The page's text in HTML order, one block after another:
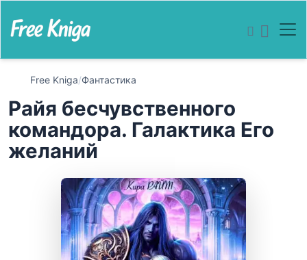
Free Kniga/Фантастика
Райя бесчувственного
командора. Галактика Его
желаний